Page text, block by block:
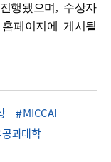
행됐으며 , 수상자
페이지에 게시될
MICCAI
공과대학